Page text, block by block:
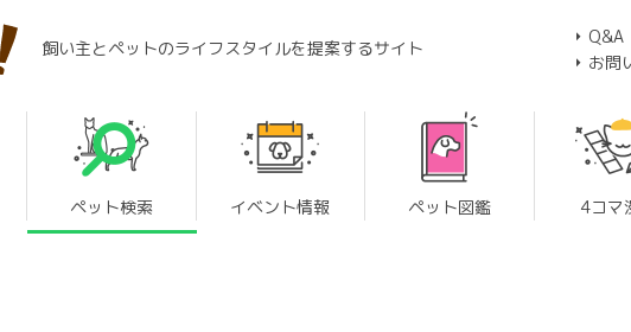
飼い主とペットのライフスタイルを提案するサイト
Q&A
お問
ペット検索 イベント情報 ペット図鑑 4コマ